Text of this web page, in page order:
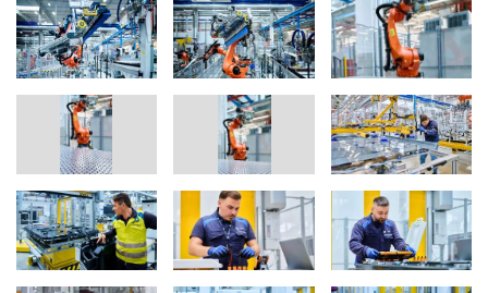
AG. « Des contrôles de qualité hautement intelligents, assistés par
l'IA, sont intégrés au processus de production pour nous aider à
atteindre cet objectif. » Car la qualité est essentielle : dans les
carrosseries de la Neue Klasse, la batterie haute tension sert de
composant structurel (« pack to open body »). Les nouvelles
cellules cylindriques rondes sont intégrées directement dans la
batterie haute tension (« cell to pack »). Grâce à leurs processus
de production innovants, les usines pilotes et de série de BMW
Group établissent de nouvelles normes industrielles pour la
production de batteries. Parmi les exemples, on peut citer
l'approche systématique du zéro défaut, l'utilisation de jumeaux
de production numériques pour des tâches telles que la formation
des employés, ainsi que l'exploitation de bases de données d'IA